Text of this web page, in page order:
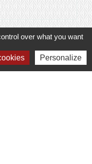
sur cette page
over what you want
Personalize